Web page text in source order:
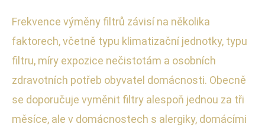
Frekvence výměny filtrů závisí na několika
faktorech, včetně typu klimatizační jednotky, typu
filtru, míry expozice nečistotám a osobních
zdravotních potřeb obyvatel domácnosti. Obecně
se doporučuje vyměnit filtry alespoň jednou za tři
měsíce, ale v domácnostech s alergiky, domácími